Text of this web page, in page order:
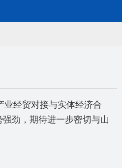
业经贸对接与实体经济合
劲，期待进一步密切与山